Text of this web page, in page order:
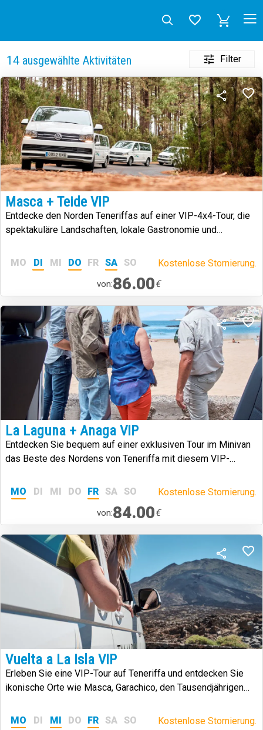
14ausgewählte Aktivitäten Filter
Masca + Teide VIP
Entdecke den Norden Teneriffas auf einer VIP-4x4-Tour, die
spektakuläre Landschaften, lokale Gastronomie und
MO
DI MI DO FR SA SO Kostenlose Stornierung.
von:86.00€
La Laguna + Anaga VIP
Entdecken Sie bequem auf einer exklusiven Tour im Minivan
das Beste des Nordens von Teneriffa mit diesem VIP-
MO
DI MI DO FR SA SO Kostenlose Stornierung.
von:84.00€
Vuelta a La Isla VIP
Erleben Sie eine VIP-Tour auf Teneriffa und entdecken Sie
ikonische Orte wie Masca, Garachico, den Tausendjährigen
MO
DI MI DO FR SA SO Kostenlose Stornierung.